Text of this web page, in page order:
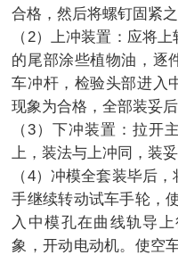
合格，然后将螺钉固紧之
（2）上冲装置：应将
的尾部涂些植物油，逐
车冲杆，检验头部进入
现象为合格，全部装妥后
（3）下冲装置：拉开
上，装法与上冲同，装
（4）冲模全套装毕后
手继续转动试车手轮，
入中模孔在曲线轨导
象，开动电动机。使空